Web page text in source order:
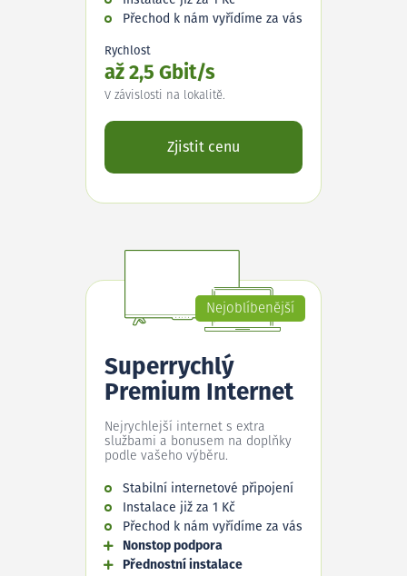
Přechod k nám vyřídíme za vás
Rychlost
až 2,5 Gbit/s
V závislosti na lokalitě.
Zjistit cenu
Nejoblíbenější
Superrychlý
Premium Internet
Nejrychlejší internet s extra
službami a bonusem na doplňky
podle vašeho výběru.
Stabilní internetové připojení
Instalace již za 1 Kč
Přechod k nám vyřídíme za vás
Nonstop podpora
Přednostní instalace